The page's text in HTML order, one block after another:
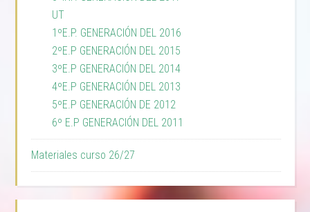
UT
1ºE.P. GENERACIÓN DEL 2016
2ºE.P GENERACIÓN DEL 2015
3ºE.P GENERACIÓN DEL 2014
4ºE.P GENERACIÓN DEL 2013
5ºE.P GENERACIÓN DE 2012
6º E.P GENERACIÓN DEL 2011
Materiales curso 26/27